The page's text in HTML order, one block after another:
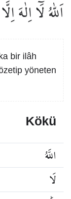
اَللّٰهُ لَٓا اِلٰهَ
bir ilâh
yöneten
Kökü
اللَّهُ
لَا